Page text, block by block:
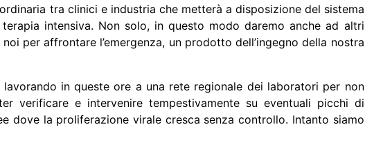
tra clinici e industria che metterà a disposizione del sistema
intensiva. Non solo, in questo modo daremo anche ad altri
per affrontare l’emergenza, un prodotto dell’ingegno della nostra
in queste ore a una rete regionale dei laboratori per non
verificare e intervenire tempestivamente su eventuali picchi di
dove la proliferazione virale cresca senza controllo. Intanto siamo